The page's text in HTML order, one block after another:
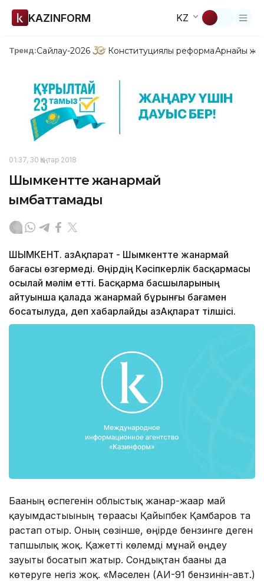
KAZINFORM KZ
Тренд:Сайлау-2026 Конституциялық реформаАрнайы
01:37, 30 Қаңтар 2018
Шымкентте жанармай
қымбаттамады
ШЫМКЕНТ. ҚазАқпарат - Шымкентте жанармай
бағасы өзгермеді. Өңірдің Кәсіпкерлік басқармасы
осылай мәлім етті. Басқарма басшыларының
айтуынша қалада жанармай бұрынғы бағамен
босатылуда, деп хабарлайды ҚазАқпарат тілшісі.
Бағаның өспегенін облыстық жанар-жағар май
қауымдастығының төрағасы Қайыпбек Қамбаров та
растап отыр. Оның сөзінше, өңірде бензинге деген
тапшылық жоқ. Қажетті көлемді мұнай өңдеу
зауыты босатып жатыр. Сондықтан бағаны да
көтеруге негіз жоқ. «Мәселен (АИ-91 бензинін-авт.)